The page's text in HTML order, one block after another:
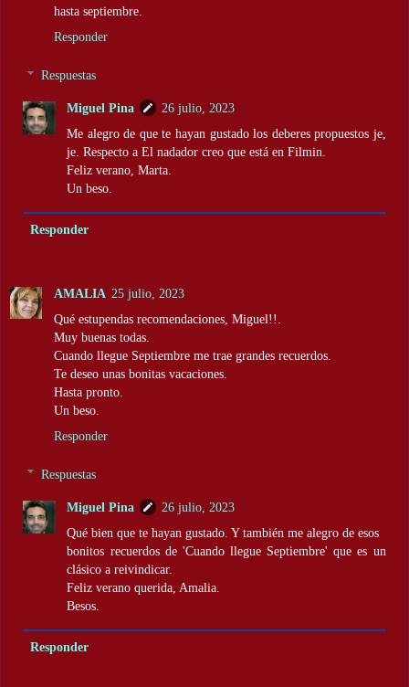
hasta septiembre.
Responder
Respuestas
Miguel Pina
26 julio, 2023
Me alegro de que te hayan gustado los deberes propuestos je,
je. Respecto a El nadador creo que está en Filmin.
Feliz verano, Marta.
Un beso.
Responder
AMALIA 25 julio, 2023
Qué estupendas recomendaciones, Miguel!!.
Muy buenas todas.
Cuando llegue Septiembre me trae grandes recuerdos.
Te deseo unas bonitas vacaciones.
Hasta pronto.
Un beso.
Responder
Respuestas
Miguel Pina
26 julio, 2023
Qué bien que te hayan gustado. Y también me alegro de esos
bonitos recuerdos de 'Cuando llegue Septiembre' que es un
clásico a reivindicar.
Feliz verano querida, Amalia.
Besos.
Responder